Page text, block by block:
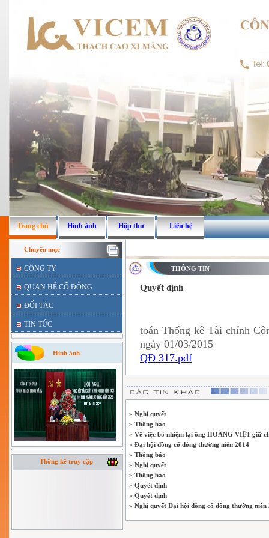
Trang chủ Hình ảnh Hộp thư Liên hệ
Chuyên mục
CÔNG TY
QUAN HỆ CỔ ĐÔNG
ĐỐI TÁC
TIN TỨC
Hình ảnh
Thống kê truy cập
THÔNG TIN
Quyết định
toán Thống kê Tài chính
ngày 01/03/2015
QĐ 317.pdf
» Nghị quyết
» Thông báo
» Về việc bổ nhiệm lại ông HOÀNG VIỆT giữ
» Đại hội đồng cổ đông thường niên 2014
» Thông báo
» Nghị quyết
» Thông báo
» Quyết định
» Quyết định
» Nghị quyết Đại hội đồng cổ đông thường niên